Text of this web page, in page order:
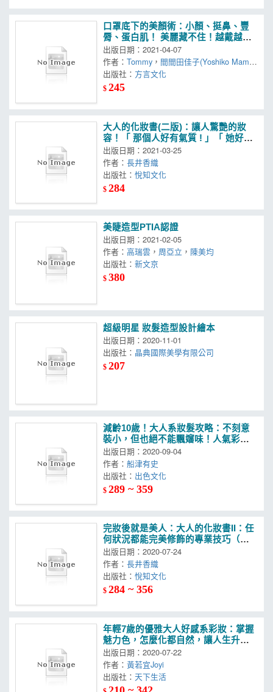
口罩底下的美顏術：小顏、挺鼻、豐
脣、蛋白肌！ 美麗藏不住！越戴越漂
亮！
出版日期：2021-04-07
作者：Tommy ， 間間田佳子(Yoshiko Mama
da)，川上愛子(Aiko Kawakami)
出版社：
$245
大人的化妝書(二版)：讓人驚艷的妝
容！「 那個人好有氣質 ! 」「 她好漂
亮！」
出版日期：2021-03-25
作者：長井香織
出版社：
$284
美睫造型PTIA認證
出版日期：2021-02-05
作者：高瑞雲 ， 周亞立 ， 陳美均
出版社：
$380
超級明星 妝髮造型設計繪本
出版日期：2020-11-01
出版社： 晶典國際美學有限公司
$207
減齡10歲！大人系妝髮攻略：不刻意
裝小，但也絕不能飄嬸味！人氣彩妝
師傳授，50世代的恰到好處髮妝、保
養技巧！
出版日期：2020-09-04
作者：船津有史
出版社：
$289 ~ 359
完妝後就是美人：大人的化妝書II：任
何狀況都能完美修飾的專業技巧（二
版）
出版日期：2020-07-24
作者：長井香織
出版社：
$284 ~ 356
年輕7歲的優雅大人好感系彩妝：掌握
魅力色，怎麼化都自然，讓人生升級
的自在妝容
出版日期：2020-07-22
作者：黃若宜Joyi
出版社：